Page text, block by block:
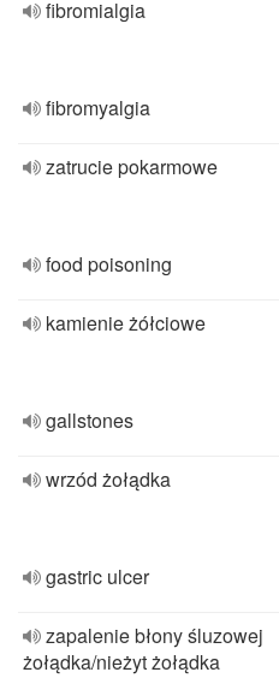
fibromialgia
fibromyalgia
zatrucie pokarmowe
food poisoning
kamienie żółciowe
gallstones
wrzód żołądka
gastric ulcer
zapalenie błony śluzowej
żołądka/nieżyt żołądka